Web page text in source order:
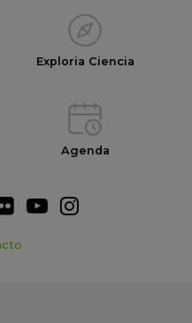
Exploria Ciencia
Agenda